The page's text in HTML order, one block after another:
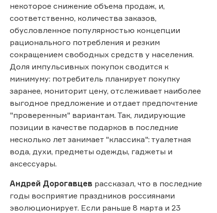
некоторое снижение объема продаж, и,
соответственно, количества заказов,
обусловленное популярностью концепции
рационального потребления и резким
сокращением свободных средств у населения.
Доля импульсивных покупок сводится к
минимуму: потребитель планирует покупку
заранее, мониторит цену, отслеживает наиболее
выгодное предложение и отдает предпочтение
"проверенным" вариантам. Так, лидирующие
позиции в качестве подарков в последние
несколько лет занимает "классика": туалетная
вода, духи, предметы одежды, гаджеты и
аксессуары.
Андрей Дорогавцев рассказал, что в последние
годы восприятие праздников россиянами
эволюционирует. Если раньше 8 марта и 23